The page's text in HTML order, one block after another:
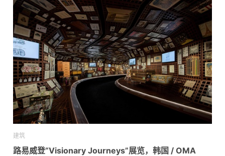
建筑
路易威登“Visionary Journeys”展览，韩国 / OMA